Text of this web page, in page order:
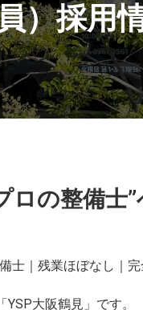
）採用
ロの整備士
備士｜残業ほぼなし｜
大阪鶴見」です。